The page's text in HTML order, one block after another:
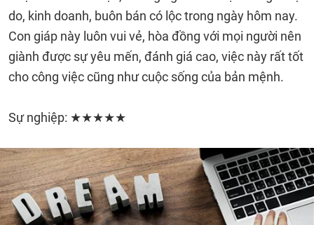
do, kinh doanh, buôn bán có lộc trong ngày hôm nay.
Con giáp này luôn vui vẻ, hòa đồng với mọi người nên
giành được sự yêu mến, đánh giá cao, việc này rất tốt
cho công việc cũng như cuộc sống của bản mệnh.
Sự nghiệp: ★★★★★